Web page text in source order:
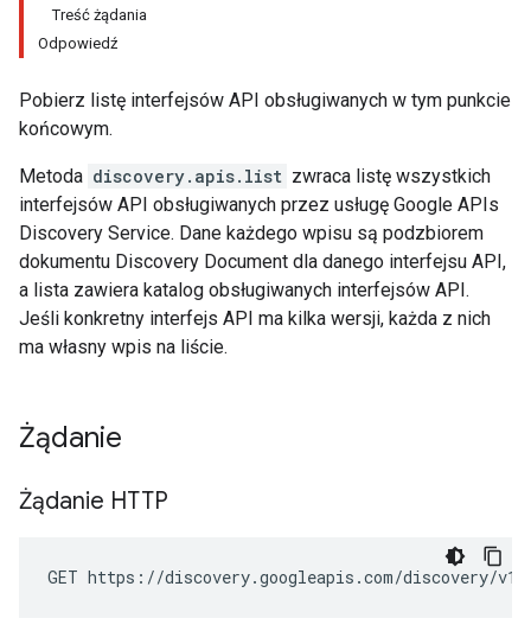
Treść żądania
Odpowiedź
Pobierz listę interfejsów API obsługiwanych w tym punkcie
końcowym.
Metoda discovery.apis.list zwraca listę wszystkich
interfejsów API obsługiwanych przez usługę Google APIs
Discovery Service. Dane każdego wpisu są podzbiorem
dokumentu Discovery Document dla danego interfejsu API,
a lista zawiera katalog obsługiwanych interfejsów API.
Jeśli konkretny interfejs API ma kilka wersji, każda z nich
ma własny wpis na liście.
Żądanie
Żądanie HTTP